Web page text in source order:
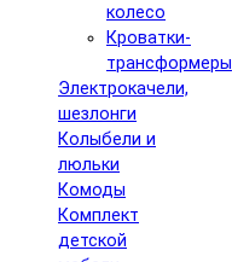
колесо
Кроватки-
трансформеры
Электрокачели,
шезлонги
Колыбели и
люльки
Комоды
Комплект
детской